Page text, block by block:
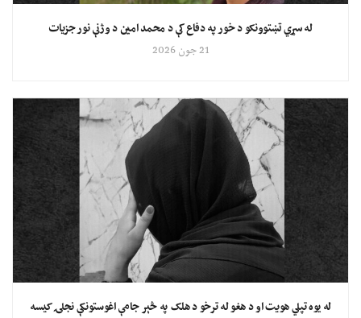
له سړي تښتوونکو د خور په دفاع کې د محمد امین د وژنې نور جزیات
21 جون 2026
له یوه تپلي هویت او د هغو له ترخو د هلک په څېر جامې اغوستونکې نجلۍ کیسه